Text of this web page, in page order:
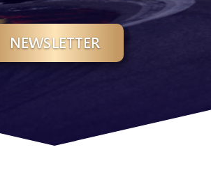
NEWSLETTER